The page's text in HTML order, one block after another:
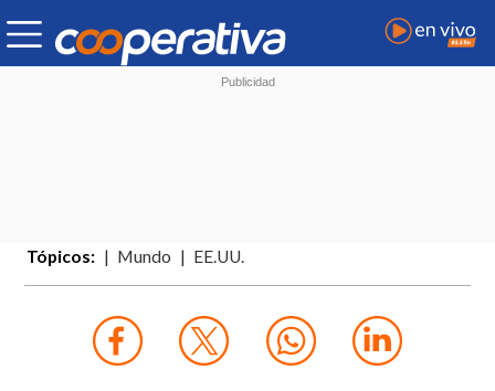
Tópicos: Mundo EE.UU.